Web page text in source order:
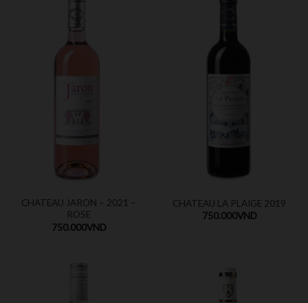
CHATEAU JARON – 2021 –
ROSE
750.000VND
CHATEAU LA PLAIGE 2019
750.000VND